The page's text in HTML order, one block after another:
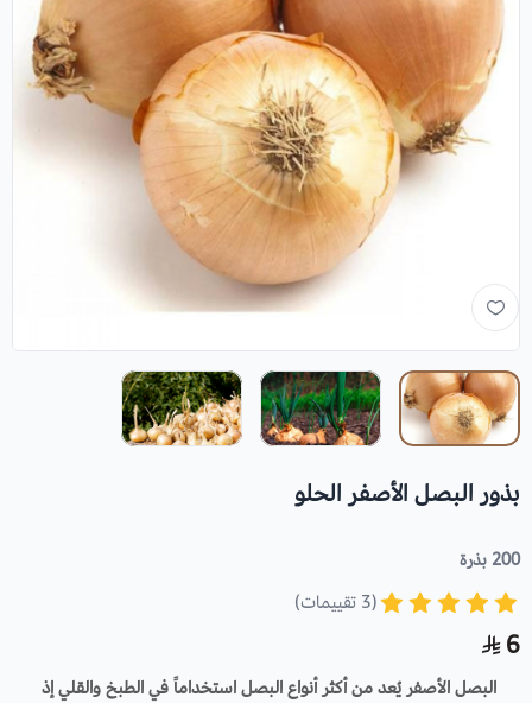
بذور البصل الأصفر الحلو
200 بذرة
(3 تقييمات)
6
البصل الأصفر يُعد من أكثر أنواع البصل استخداماً في الطبخ والقلي إذ